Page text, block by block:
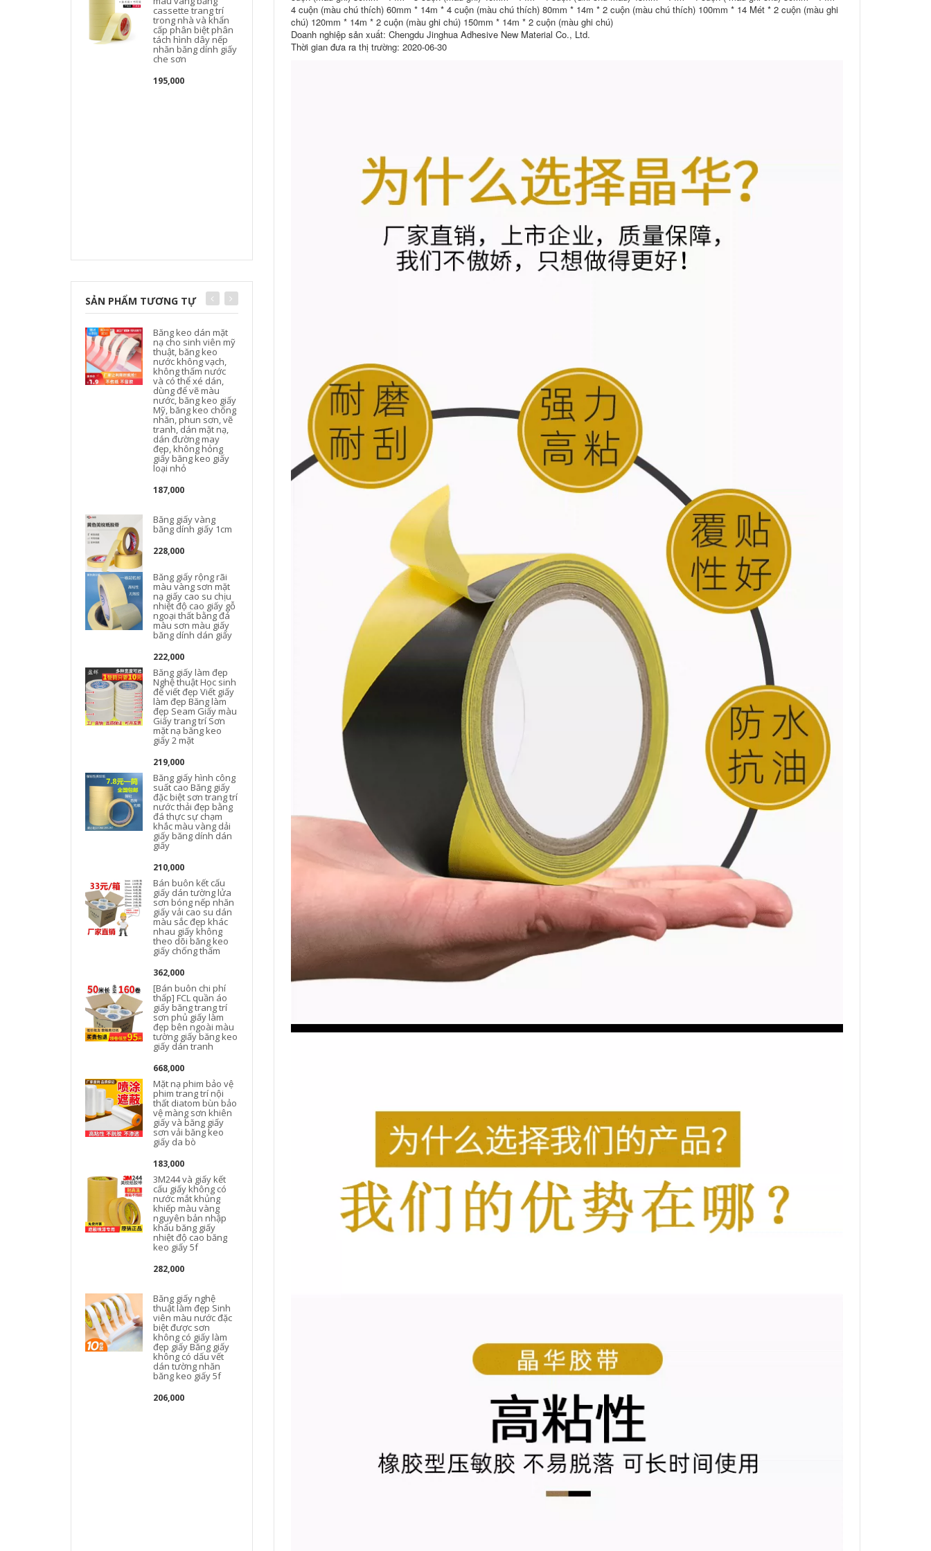
cassette trang trí
trong nhà và khẩn
cấp phân biệt phân
tách hình dây nếp
nhăn băng dính giấy
che sơn
195,000
phim bán buôn tùy
chỉnh băng dính
giấy 5cm
217,000
Băng vải che phim
xe sơn phun sơn
bảo vệ phim trang
trí sàn bao phủ dài
nhiệt độ cao nướng
vecni phun sơn
trang trí bảo vệ độ
nhớt cao Băng giấy
tách màu đa chức
năng băng keo giấy
277,000
SẢN PHẨM TƯƠNG TỰ
Băng keo dán mặt
nạ cho sinh viên mỹ
thuật, băng keo
nước không vạch,
không thấm nước
và có thể xé dán,
dùng để vẽ màu
nước, băng keo giấy
Mỹ, băng keo chống
nhăn, phun sơn, vẽ
tranh, dán mặt nạ,
dán đường may
đẹp, không hỏng
giấy băng keo giấy
loại nhỏ
187,000
Băng giấy vàng
băng dính giấy 1cm
228,000
Băng giấy rộng rãi
màu vàng sơn mặt
nạ giấy cao su chịu
nhiệt độ cao giấy gỗ
ngoại thất bằng đá
màu sơn màu giấy
băng dính dán giấy
222,000
Băng giấy làm đẹp
Nghệ thuật Học sinh
để viết đẹp Viết giấy
làm đẹp Băng làm
đẹp Seam Giấy màu
Giấy trang trí Sơn
mặt nạ băng keo
giấy 2 mặt
219,000
Băng giấy hình công
suất cao Băng giấy
đặc biệt sơn trang trí
nước thải đẹp bằng
đá thực sự chạm
khắc màu vàng dải
giấy băng dính dán
giấy
210,000
Bán buôn kết cấu
giấy dán tường lửa
sơn bóng nếp nhăn
giấy vải cao su dán
màu sắc đẹp khác
nhau giấy không
theo dõi băng keo
giấy chống thấm
362,000
[Bán buôn chi phí
thấp] FCL quần áo
giấy băng trang trí
sơn phủ giấy làm
đẹp bên ngoài màu
tường giấy băng keo
giấy dán tranh
668,000
Mặt nạ phim bảo vệ
phim trang trí nội
thất diatom bùn bảo
vệ màng sơn khiên
giấy và băng giấy
sơn vải băng keo
giấy da bò
183,000
3M244 và giấy kết
cấu giấy không có
nước mắt khủng
khiếp màu vàng
nguyên bản nhập
khẩu băng giấy
nhiệt độ cao băng
keo giấy 5f
282,000
Băng giấy nghệ
thuật làm đẹp Sinh
viên màu nước đặc
biệt được sơn
không có giấy làm
đẹp giấy Băng giấy
không có dấu vết
dán tường nhăn
băng keo giấy 5f
206,000
Nhựa Làm đẹp Giấy
Trang trí Sơn Mặt nạ
Điểm Giấy màu
băng keo giấy giày
215,000
Màu xanh lá cây
Cao cấp Giấy Cao
su Ban nhạc Ngoại
thất Tường Real Đá
Sơn Làm đẹp Nhựa
Làm đẹp Seam Giấy
composite băng keo
giấy dán veneer
Băng keo màu vàng
dính cao Giấy sơn
xe sơn mặt nạ đẹp
May nhiệt độ cao
Trint sơn màu giấy
băng dính giấy cuộn
Nhật Bản nhập khẩu
và giấy kết cấu băng
giấy có độ nhớt cao
nhiệt độ bóng đẹp
may không có giấy
vàng còn sót lại
băng keo giấy màu
Ying Hui màu xanh
lá cây và giấy làm
đẹp giấy cuốn đầy
sơn nghệ thuật
215,000
Giấy dính kết cấu
giấy Tường Dàn
Nghệ thuật Sơn
Mask Low Valcoatin
Băng giấy màu đen
nước Màu nước Bức
nghệ thuật gắn đặc
biệt Tranh sơn nước
ướt Băng giấy Kraft
3 cuộn Gói giá cả
phải chăng băng
keo giấy loại tốt
giấy kraft không có
trâu cuộn băng dài
50 mét băng dính
giấy 1cm
Băng keo dán mặt
nạ Guoqiang, sơn
phun, giấy làm mặt
nâu
209,000
Băng keo nguyên
hộp bán buôn băng
keo giấy có thể ghi
không có dư lượng
băng keo giấy 2 mặt
632,000
Benyida mặt nạ
băng keo phun sơn
mặt nạ trang trí
đường may đẹp với
tảo cát nghệ thuật
phác thảo welt bản
vẽ băng giấy chiều
rộng trang trí xe
phun xé tay liền
mạch mặt nạ giấy
dán tùy chỉnh băng
keo giấy khổ lớn
1,012,000
Băng keo 3M2308
Băng keo mặt nạ 3M
Băng keo tách băng
keo dán không dư
Băng keo một mặt
dài 50 mét Trong tài
khoản
219,000
Băng keo dán mặt
nạ 3M2310, băng
keo giấy 3m, băng
keo dán chuyên
dụng cho ô tô chịu
nhiệt độ cao, dễ xé,
không bám cặn,
phun sơn ở nhiệt độ
209,000
thuật đặc biệt bức
tranh vẽ phác thảo
phun sơn trang trí
trang trí mặt nạ
đường may đẹp
giấy
217,000
Băng che 3J có thể
được viết mà không
để lại tay rách học
sinh nghệ thuật đặc
266,000
Băng che Huajiu
không để lại bất kỳ
lại, học sinh vẽ tay
và học sinh mỹ
thuật băng che đặc
biệt, nhiều loại khổ
rộng có thể tự do
lựa chọn băng keo
ghi chú
193,000
4 cuộn (màu chú thích) 60mm * 14m * 4 cuộn (màu chú thích) 80mm * 14m * 2 cuộn (màu chú thích) 100mm * 14 Mét * 2 cuộn (màu ghi
chú) 120mm * 14m * 2 cuộn (màu ghi chú) 150mm * 14m * 2 cuộn (màu ghi chú)
Doanh nghiệp sản xuất: Chengdu Jinghua Adhesive New Material Co., Ltd.
Thời gian đưa ra thị trường: 2020-06-30